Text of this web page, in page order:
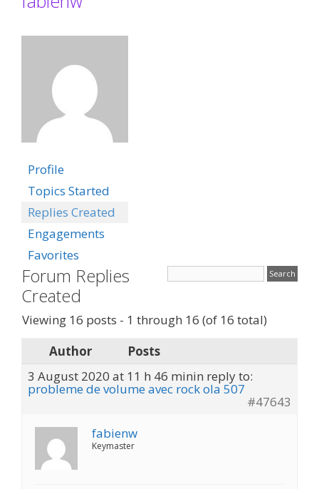
Profile
Topics Started
Replies Created
Engagements
Favorites
Forum Replies
Created
Viewing 16 posts - 1 through 16 (of 16 total)
Author
Posts
3 August 2020 at 11 h 46 minin reply to:
probleme de volume avec rock ola 507
#47643
fabienw
Keymaster